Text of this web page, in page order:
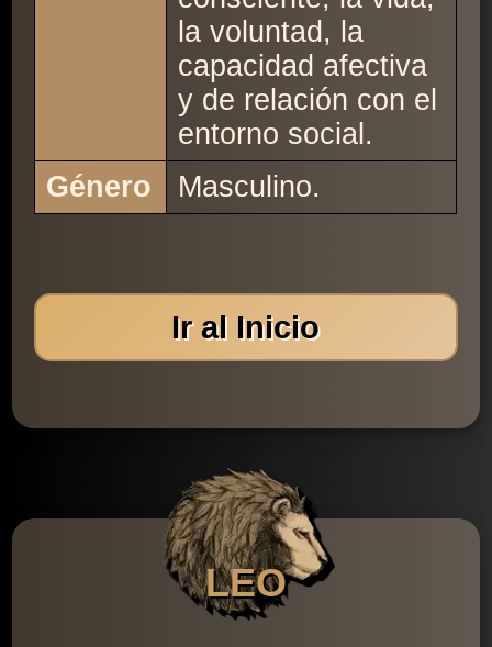
la voluntad, la
capacidad afectiva
y de relación con el
entorno social.
Género
Masculino.
Ir al Inicio
LEO